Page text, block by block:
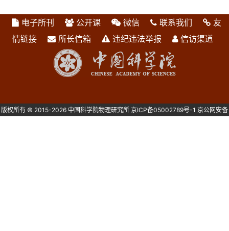
电子所刊 公开课 微信 联系我们
友
情链接
所长信箱 违纪违法举报 信访渠道
版权所有 © 2015-2026 中国科学院物理研究所 京ICP备05002789号-1 京公网安备